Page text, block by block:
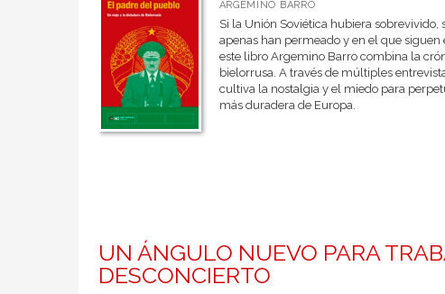
ARGEMINO BARRO
Si la Unión Soviética hubiera
apenas han permeado y en el que siguen
este libro Argemino Barro combina la
bielorrusa. A través de múltiples
cultiva la nostalgia y el miedo para
más duradera de Europa.
UN ÁNGULO NUEVO PARA
DESCONCIERTO